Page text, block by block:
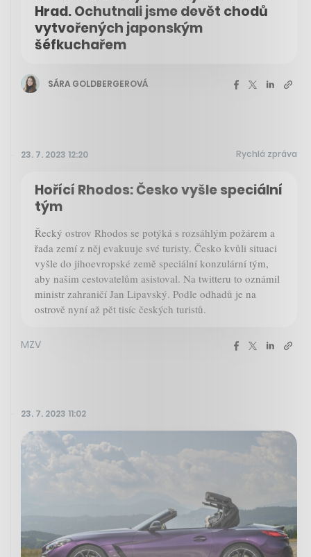
Hrad. Ochutnali jsme devět chodů
vytvořených japonským
šéfkuchařem
SÁRA GOLDBERGEROVÁ
23. 7. 2023 12:20 Rychlá zpráva
Hořící Rhodos: Česko vyšle speciální
tým
Řecký ostrov Rhodos se potýká s rozsáhlým požárem a
řada zemí z něj evakuuje své turisty. Česko kvůli situaci
vyšle do jihoevropské země speciální konzulární tým,
aby našim cestovatelům asistoval. Na twitteru to oznámil
ministr zahraničí Jan Lipavský. Podle odhadů je na
ostrově nyní až pět tisíc českých turistů.
MZV
23. 7. 2023 11:02